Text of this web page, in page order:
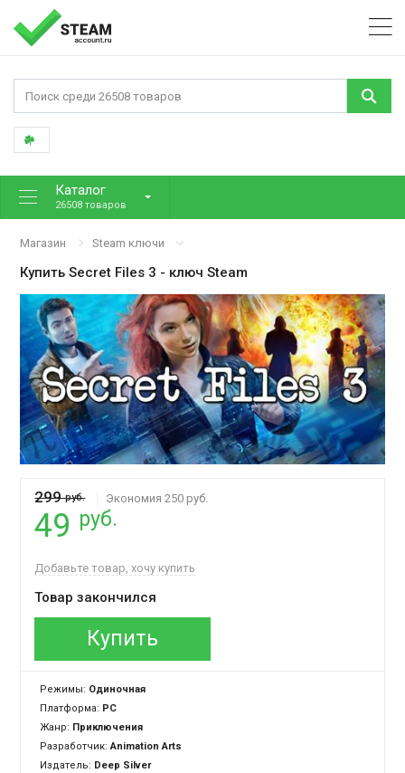
Каталог
26508 товаров
Магазин Steam ключи
КупитьSecret Files 3 - ключ Steam
299руб. Экономия 250 руб.
49 руб.
Добавьте товар, хочу купить
Товар закончился
Купить
Режимы: Одиночная
Платформа: PC
Жанр: Приключения
Разработчик:Animation Arts
Издатель: Deep Silver